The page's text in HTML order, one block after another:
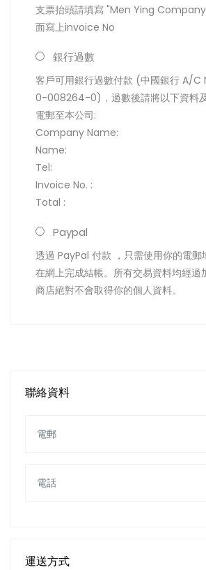
支票抬頭請填寫 "Men Ying
面寫上invoice No
銀行過數
客戶可用銀行過數付款 (中國銀行 A/C
0-008264-0)，過數後請將以下資料
電郵至本公司:
Company Name:
Name:
Tel:
Invoice No. :
Total :
Paypal
透過 PayPal 付款 ，只需使用你的電郵
在網上完成結帳。所有交易資料均經過
商店絕對不會取得你的個人資料。
聯絡資料
運送方式